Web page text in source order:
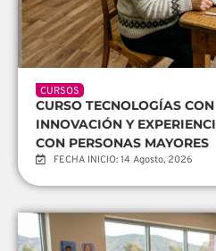
CURSOS
CURSO TECNOLOGÍAS
INNOVACIÓN Y
CON PERSONAS MAYORES
FECHA INICIO: 14 Agosto, 2026